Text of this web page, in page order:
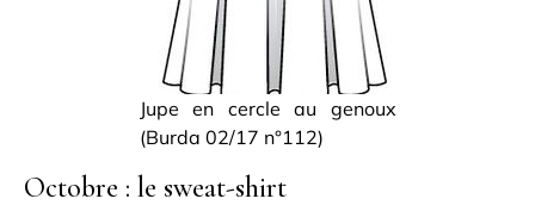
Jupe en cercle au genoux
(Burda 02/17 n°112)
Octobre : le sweat-shirt